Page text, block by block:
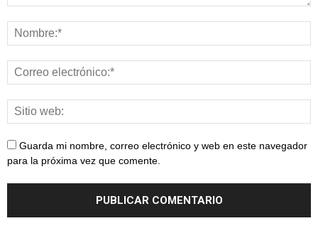
Guarda mi nombre, correo electrónico y web en este navegador
para la próxima vez que comente.